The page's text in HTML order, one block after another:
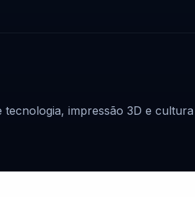
tecnologia, impressão 3D e cultura